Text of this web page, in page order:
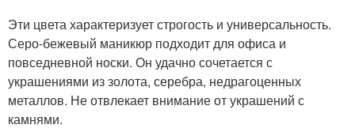
Эти цвета характеризует строгость и универсальность.
Серо-бежевый маникюр подходит для офиса и
повседневной носки. Он удачно сочетается с
украшениями из золота, серебра, недрагоценных
металлов. Не отвлекает внимание от украшений с
камнями.